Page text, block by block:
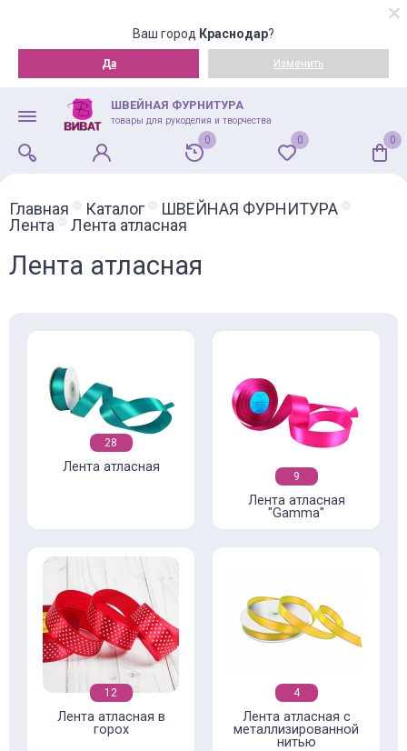
Ваш город Краснодар?
Да Изменить
ШВЕЙНАЯ ФУРНИТУРА
товары для рукоделия и творчества
0 0 0
Главная Каталог
ШВЕЙНАЯ ФУРНИТУРА
Лента
Лента атласная
Лента атласная
28
Лента атласная
9
Лента атласная
"Gamma"
12
Лента атласная в
горох
4
Лента атласная с
металлизированной
нитью